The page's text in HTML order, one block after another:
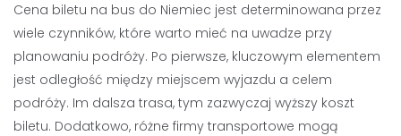
Cena biletu na bus do Niemiec jest determinowana przez
wiele czynników, które warto mieć na uwadze przy
planowaniu podróży. Po pierwsze, kluczowym elementem
jest odległość między miejscem wyjazdu a celem
podróży. Im dalsza trasa, tym zazwyczaj wyższy koszt
biletu. Dodatkowo, różne firmy transportowe mogą